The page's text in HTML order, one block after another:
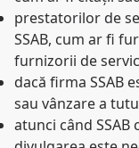
prestatorilor de
SSAB, cum ar fi
furnizorii de
dacă firma SSAB
sau vânzare a
atunci când